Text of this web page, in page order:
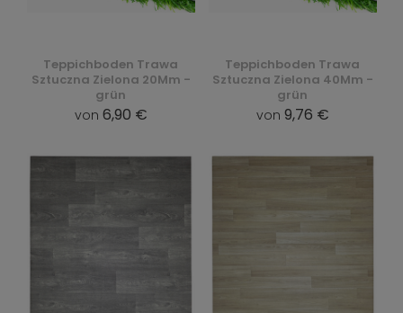
Teppichboden Trawa
Sztuczna Zielona 20Mm -
grün
von 6,90 €
Teppichboden Trawa
Sztuczna Zielona 40Mm -
grün
von 9,76 €